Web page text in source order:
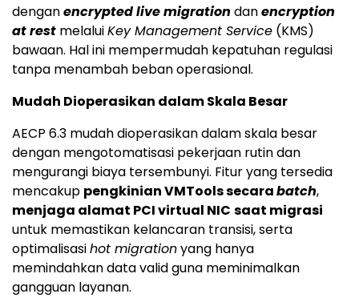
denganencrypted live migration danencryption
at rest melaluiKey Management Service (KMS)
bawaan. Hal ini mempermudah kepatuhan regulasi
tanpa menambah beban operasional.
Mudah Dioperasikan dalam Skala Besar
AECP 6.3 mudah dioperasikan dalam skala besar
dengan mengotomatisasi pekerjaan rutin dan
mengurangi biaya tersembunyi. Fitur yang tersedia
mencakup pengkinian VMTools secarabatch,
menjaga alamat PCI virtual NIC saat migrasi
untuk memastikan kelancaran transisi, serta
optimalisasihot migrationyang hanya
memindahkan data valid guna meminimalkan
gangguan layanan.